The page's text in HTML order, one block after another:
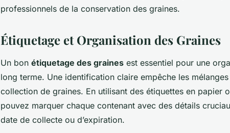
professionnels de la conservation des graines.
Étiquetage et Organisation des Graines
Un bon étiquetage des graines est essentiel pour une
long terme. Une identification claire empêche les
collection de graines. En utilisant des étiquettes en papier
pouvez marquer chaque contenant avec des détails
date de collecte ou d’expiration.